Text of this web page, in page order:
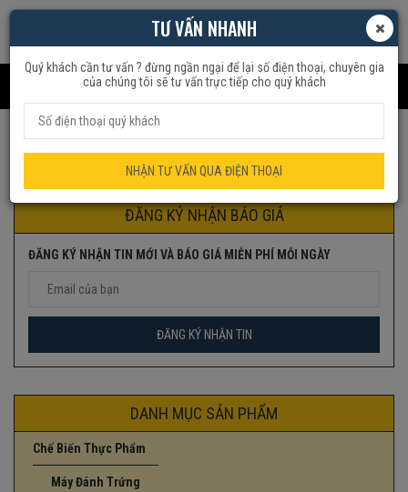
ĐĂNG KÝ NHẬN BÁO GIÁ
ĐĂNG KÝ NHẬN TIN MỚI VÀ BÁO GIÁ MIỄN PHÍ MỖI NGÀY
DANH MỤC SẢN PHẨM
Chế Biến Thực Phẩm
Máy Đánh Trứng
TƯ VẤN NHANH
Quý khách cần tư vấn ? đừng ngần ngại để lại số điện thoại, chuyên gia
của chúng tôi sẽ tư vấn trực tiếp cho quý khách
NHẬN TƯ VẤN QUA ĐIỆN THOẠI